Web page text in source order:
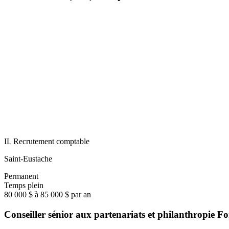
IL Recrutement comptable
Saint-Eustache
Permanent
Temps plein
80 000 $ à 85 000 $ par an
Conseiller sénior aux partenariats et philanthropie